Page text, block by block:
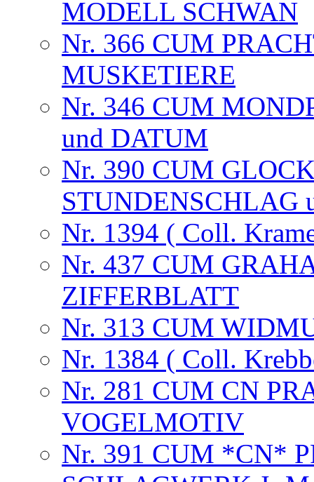
MODELL SCHWAN
Nr. 366 CUM
MUSKETIERE
Nr. 346 CUM
und DATUM
Nr. 390 CUM
STUNDENSCHLAG
Nr. 1394 ( Coll.
Nr. 437 CUM
ZIFFERBLATT
Nr. 313 CUM
Nr. 1384 ( Coll.
Nr. 281 CUM CN
VOGELMOTIV
Nr. 391 CUM *CN*